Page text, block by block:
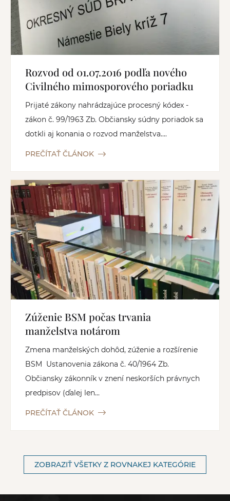
Rozvod od 01.07.2016 podľa nového
Civilného mimosporového poriadku
Prijaté zákony nahrádzajúce procesný kódex -
zákon č. 99/1963 Zb. Občiansky súdny poriadok sa
dotkli aj konania o rozvod manželstva....
PREČÍTAŤ ČLÁNOK
Zúženie BSM počas trvania
manželstva notárom
Zmena manželských dohôd, zúženie a rozšírenie
BSM Ustanovenia zákona č. 40/1964 Zb.
Občiansky zákonník v znení neskorších právnych
predpisov (ďalej len...
PREČÍTAŤ ČLÁNOK
ZOBRAZIŤ VŠETKY Z ROVNAKEJ KATEGÓRIE